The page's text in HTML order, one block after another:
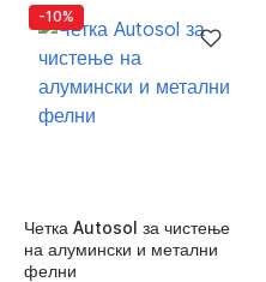
-10%
Четка Autosol за чистење
на алумински и метални
фелни